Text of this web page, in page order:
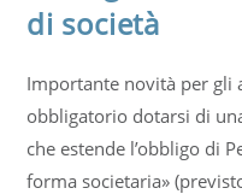
di società
Importante novità per gli
obbligatorio dotarsi di
che estende l’obbligo di
forma societaria»